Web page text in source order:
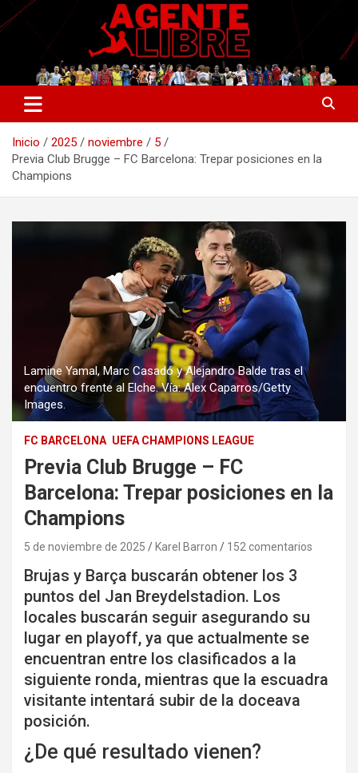
Saltar
al
Agente Libre Digital
La nueva generación del periodismo deportivo.
Inicio 2025 noviembre
5
Previa Club Brugge – FC Barcelona: Trepar posiciones en la
Champions
Lamine Yamal, Marc Casadó y Alejandro Balde tras el
encuentro frente al Elche. Vía: Alex Caparros/Getty
Images.
FC BARCELONA UEFA CHAMPIONS LEAGUE
Previa Club Brugge – FC
Barcelona: Trepar posiciones en la
Champions
5 de noviembre de 2025 Karel Barron 152 comentarios
Brujas y Barça buscarán obtener los 3
puntos del Jan Breydelstadion. Los
locales buscarán seguir asegurando su
lugar en playoff, ya que actualmente se
encuentran entre los clasificados a la
siguiente ronda, mientras que la escuadra
visitante intentará subir de la doceava
posición.
¿De qué resultado vienen?